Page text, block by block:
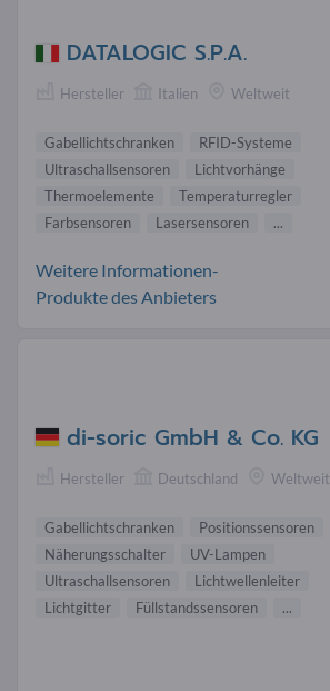
DATALOGIC S.P.A.
Hersteller Italien Weltweit
Gabellichtschranken
RFID-Systeme
Ultraschallsensoren
Lichtvorhänge
Thermoelemente
Temperaturregler
Farbsensoren
Lasersensoren ...
Weitere Informationen-
Produkte des Anbieters
di-soric GmbH & Co. KG
Hersteller Deutschland Weltweit
Gabellichtschranken
Positionssensoren
Näherungsschalter
UV-Lampen
Ultraschallsensoren
Lichtwellenleiter
Lichtgitter
Füllstandssensoren ...